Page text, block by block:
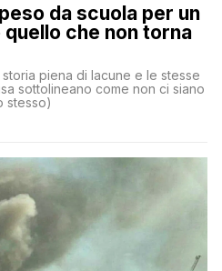
da scuola per un
che non torna
piena di lacune e le stesse
sottolineano come non ci siano
stesso)